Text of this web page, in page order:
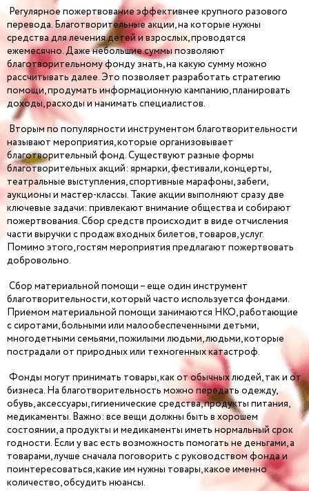
Регулярное пожертвование эффективнее крупного разового
перевода. Благотворительные акции, на которые нужны
средства для лечения детей и взрослых, проводятся
ежемесячно. Даже небольшие суммы позволяют
благотворительному фонду знать, на какую сумму можно
рассчитывать далее. Это позволяет разработать стратегию
помощи, продумать информационную кампанию, планировать
доходы, расходы и нанимать специалистов.
Вторым по популярности инструментом благотворительности
называют мероприятия, которые организовывает
благотворительный фонд. Существуют разные формы
благотворительных акций: ярмарки, фестивали, концерты,
театральные выступления, спортивные марафоны, забеги,
аукционы и мастер-классы. Такие акции выполняют сразу две
ключевые задачи: привлекают внимание общества и собирают
пожертвования. Сбор средств происходит в виде отчисления
части выручки с продаж входных билетов, товаров, услуг.
Помимо этого, гостям мероприятия предлагают пожертвовать
добровольно.
Сбор материальной помощи – еще один инструмент
благотворительности, который часто используется фондами.
Приемом материальной помощи занимаются НКО, работающие
с сиротами, больными или малообеспеченными детьми,
многодетными семьями, пожилыми людьми, людьми, которые
пострадали от природных или техногенных катастроф.
Фонды могут принимать товары, как от обычных людей, так и от
бизнеса. На благотворительность можно передать одежду,
обувь, аксессуары, гигиенические средства, продукты питания,
медикаменты. Важно: все вещи должны быть в хорошем
состоянии, а продукты и медикаменты иметь нормальный срок
годности. Если у вас есть возможность помогать не деньгами, а
товарами, лучше сначала поговорить с руководством фонда и
поинтересоваться, какие им нужны товары, какое именно
количество, обсудить нюансы.